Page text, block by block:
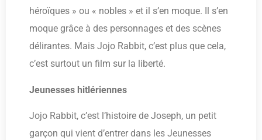
héroïques » ou « nobles » et il s’en moque. Il s’en
moque grâce à des personnages et des scènes
délirantes. Mais Jojo Rabbit, c’est plus que cela,
c’est surtout un film sur la liberté.
Jeunesses hitlériennes
Jojo Rabbit, c’est l’histoire de Joseph, un petit
garçon qui vient d’entrer dans les Jeunesses